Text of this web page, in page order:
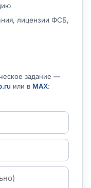
лицензии ФСБ,
задание —
или в MAX: